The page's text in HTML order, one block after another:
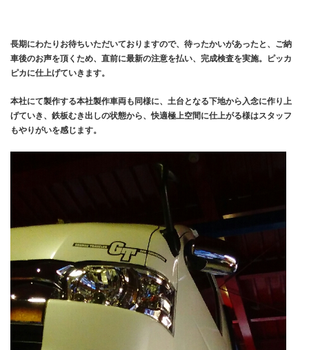
長期にわたりお待ちいただいておりますので、待ったかいがあったと、ご納
車後のお声を頂くため、直前に最新の注意を払い、完成検査を実施。ピッカ
ピカに仕上げていきます。
本社にて製作する本社製作車両も同様に、土台となる下地から入念に作り上
げていき、鉄板むき出しの状態から、快適極上空間に仕上がる様はスタッフ
もやりがいを感じます。